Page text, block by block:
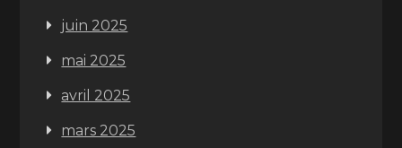
juin 2025
mai 2025
avril 2025
mars 2025